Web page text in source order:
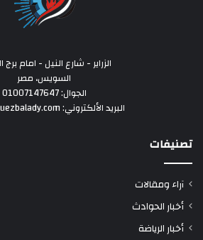
الزراير - شارع النيل - امام
السويس، مصر
الجوال: 01007147647
البريد الألكتروني: admin@suezbalady.com
تصنيفات
آراء ومقالات
أخبار الحوادث
أخبار الرياضة